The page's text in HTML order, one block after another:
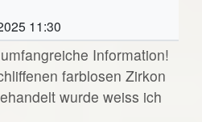
11:30
Information!
farblosen Zirkon
wurde weiss ich